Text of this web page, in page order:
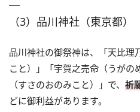
（3）品川神社（東京都）
品川神社の御祭神は、「天比理
こと）」「宇賀之売命（うがの
（すさのおのみこと）」で、 祈
どに御利益があります。